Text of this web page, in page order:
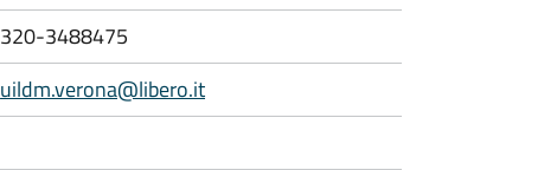
320-3488475
uildm.verona@libero.it